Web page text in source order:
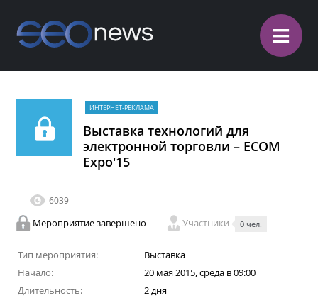
≡
ИНТЕРНЕТ-РЕКЛАМА
Выставка технологий для
электронной торговли – ECOM
Expo'15
6039
Мероприятие завершено Участники 0 чел.
Тип мероприятия:
Выставка
Начало:
20 мая 2015, среда в 09:00
Длительность:
2 дня